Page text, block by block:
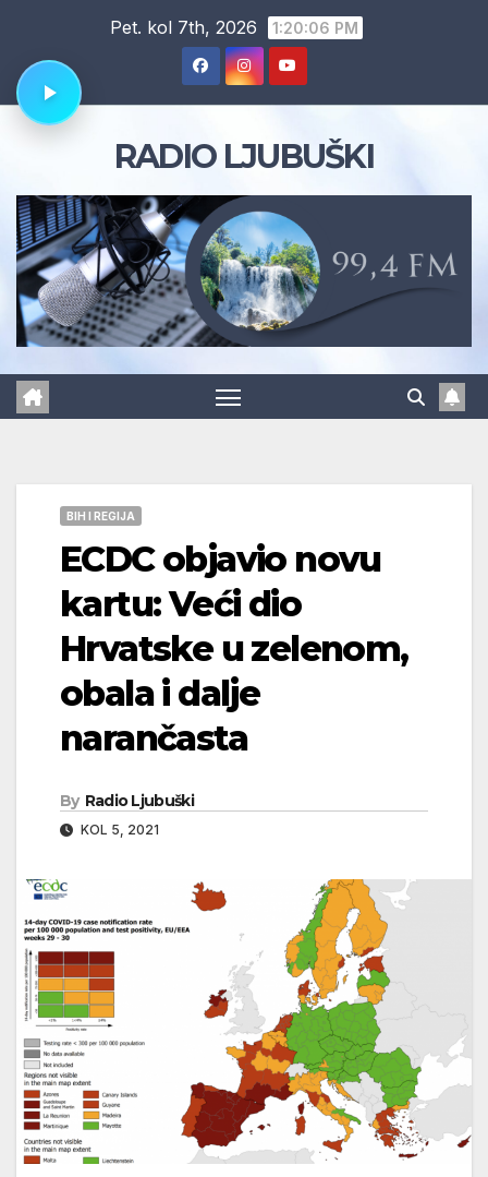
content
Pet. kol 7th, 2026 1:20:06 PM
RADIO LJUBUŠKI
BIH I REGIJA
ECDC objavio novu
kartu: Veći dio
Hrvatske u zelenom,
obala i dalje
narančasta
By Radio Ljubuški
KOL 5, 2021